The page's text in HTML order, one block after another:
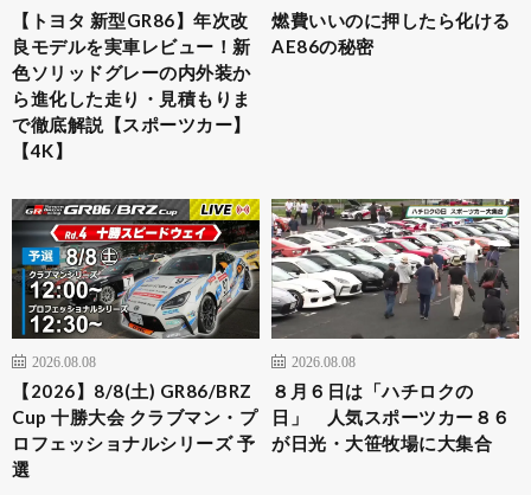
【トヨタ 新型GR86】年次改
良モデルを実車レビュー！新
色ソリッドグレーの内外装か
ら進化した走り・見積もりま
で徹底解説【スポーツカー】
【4K】
燃費いいのに押したら化ける
AE86の秘密
2026.08.08
【2026】8/8(土) GR86/BRZ
Cup 十勝大会 クラブマン・プ
ロフェッショナルシリーズ 予
選
2026.08.08
８月６日は「ハチロクの
日」 人気スポーツカー８６
が日光・大笹牧場に大集合